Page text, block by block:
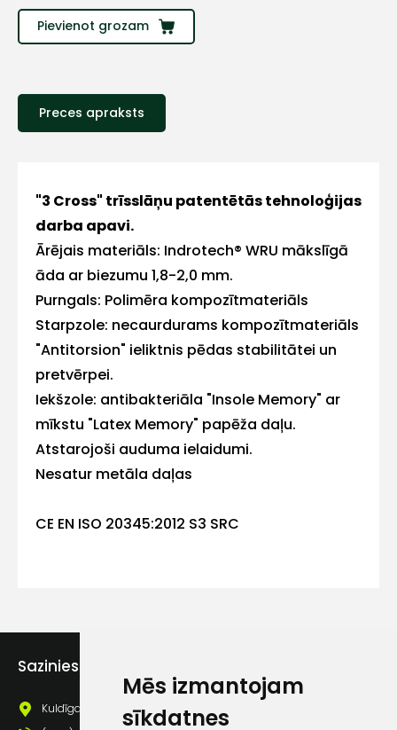
Mēs izmantojam
sīkdatnes
Pievienot grozam
Preces apraksts
"3 Cross" trīsslāņu patentētās tehnoloģijas
darba apavi.
Ārējais materiāls: Indrotech® WRU mākslīgā
āda ar biezumu 1,8-2,0 mm.
Purngals: Polimēra kompozītmateriāls
Starpzole: necaurdurams kompozītmateriāls
"Antitorsion" ieliktnis pēdas stabilitātei un
pretvērpei.
Iekšzole: antibakteriāla "Insole Memory" ar
mīkstu "Latex Memory" papēža daļu.
Atstarojoši auduma ielaidumi.
Nesatur metāla daļas
CE EN ISO 20345:2012 S3 SRC
Sazinies ar mums
Kuldīgas iela 69a, Saldus, Saldus nov., LV - 3801
Vārds
E-pasts
Kontakttālrunis
Piekrītu saņemt